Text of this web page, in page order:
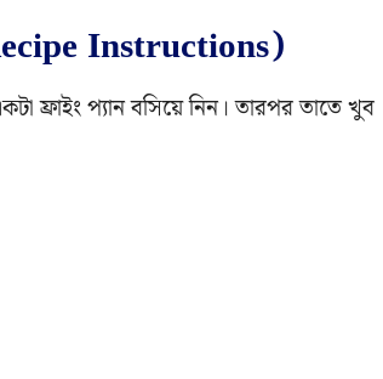
Instructions)
ফ্রাইং প্যান বসিয়ে নিন। তারপর তাতে খুব